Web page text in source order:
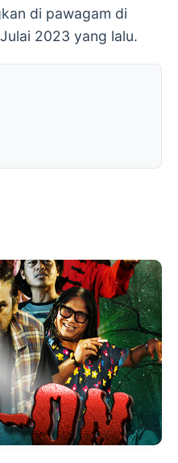
di pawagam di
2023 yang lalu.